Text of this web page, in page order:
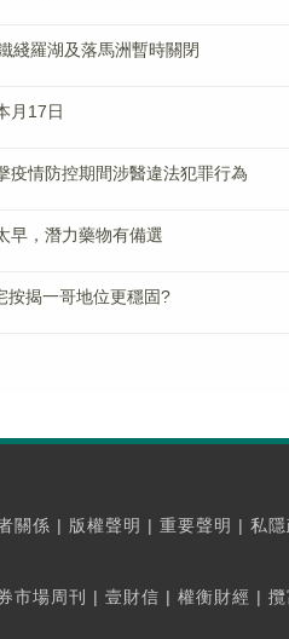
綫羅湖及落馬洲暫時關閉
月17日
疫情防控期間涉醫違法犯罪行為
早，潛力藥物有備選
按揭一哥地位更穩固?
關係 | 版權聲明 | 重要聲明 | 私
市場周刊 | 壹財信 | 權衡財經 |